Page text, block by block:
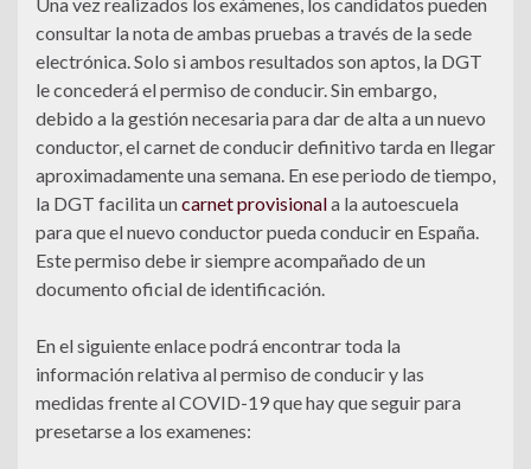
Una vez realizados los exámenes, los candidatos pueden
consultar la nota de ambas pruebas a través de la sede
electrónica. Solo si ambos resultados son aptos, la DGT
le concederá el permiso de conducir. Sin embargo,
debido a la gestión necesaria para dar de alta a un nuevo
conductor, el carnet de conducir definitivo tarda en llegar
aproximadamente una semana. En ese periodo de tiempo,
la DGT facilita uncarnet provisionala la autoescuela
para que el nuevo conductor pueda conducir en España.
Este permiso debe ir siempre acompañado de un
documento oficial de identificación.
En el siguiente enlace podrá encontrar toda la
información relativa al permiso de conducir y las
medidas frente al COVID-19 que hay que seguir para
presetarse a los examenes: